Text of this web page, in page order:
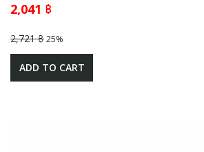
2,041 ฿
2,721 ฿25%
ADD TO CART